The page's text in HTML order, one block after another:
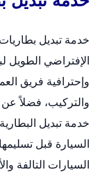
خدمة تبديل
الإفتراضي الطويل
وإحترافية فريق
والتركيب، فضلاً عن
خدمة تبديل
السيارة قبل
السيارات التالفة